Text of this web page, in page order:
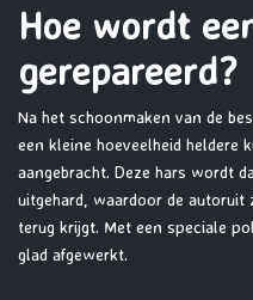
Hoe wordt
gerepareerd?
Na het schoonmaken van de
een kleine hoeveelheid heldere
aangebracht. Deze hars wordt
uitgehard, waardoor de
terug krijgt. Met een speciale
glad afgewerkt.